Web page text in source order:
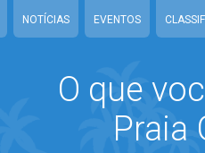
NOTÍCIAS EVENTOS
O que
Praia